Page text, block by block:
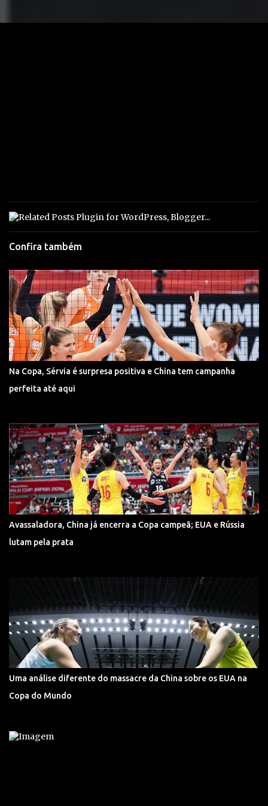
Confira também
Na Copa, Sérvia é surpresa positiva e China tem campanha
perfeita até aqui
Avassaladora, China já encerra a Copa campeã; EUA e Rússia
lutam pela prata
Uma análise diferente do massacre da China sobre os EUA na
Copa do Mundo